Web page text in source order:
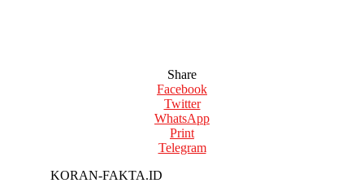
Share
Facebook
Twitter
WhatsApp
Print
Telegram
KORAN-FAKTA.ID